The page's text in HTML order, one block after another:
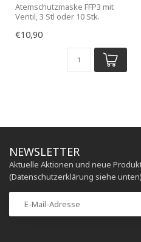
Atemschutzmaske FFP3 mit
Ventil, 3 Stl oder 10 Stk.
€10,90
NEWSLETTER
Aktuelle Aktionen und neue
(Datenschutzerklärung siehe unten)